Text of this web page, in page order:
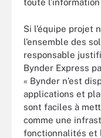
toute
Si l’équipe projet
l’ensemble des
responsable
Bynder Express
« Bynder n’est
applications et
sont faciles à
comme une
fonctionnalités et